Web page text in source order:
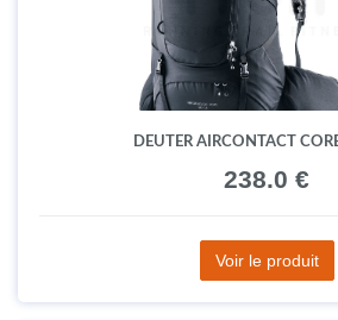
DEUTER AIRCONTACT
238.0 €
Voir le produit